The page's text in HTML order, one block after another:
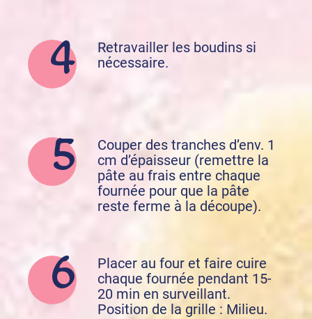
Retravailler les boudins si
nécessaire.
Couper des tranches d’env. 1
cm d’épaisseur (remettre la
pâte au frais entre chaque
fournée pour que la pâte
reste ferme à la découpe).
Placer au four et faire cuire
chaque fournée pendant 15-
20 min en surveillant.
Position de la grille : Milieu.